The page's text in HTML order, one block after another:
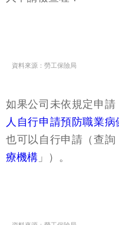
資料來源：勞工保險局
如果公司未依規定申
人自行申請預防職業
也可以自行申請（查詢
療機構 」）。